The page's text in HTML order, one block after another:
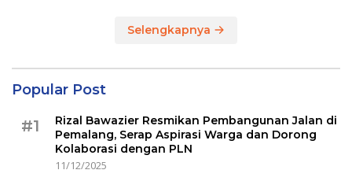
Selengkapnya
Popular Post
#1
Rizal Bawazier Resmikan Pembangunan Jalan di
Pemalang, Serap Aspirasi Warga dan Dorong
Kolaborasi dengan PLN
11/12/2025